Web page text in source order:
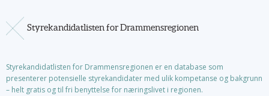
Styrekandidatlisten for Drammensregionen
Styrekandidatlisten for Drammensregionen er en database som
presenterer potensielle styrekandidater med ulik kompetanse og bakgrunn
– helt gratis og til fri benyttelse for næringslivet i regionen.